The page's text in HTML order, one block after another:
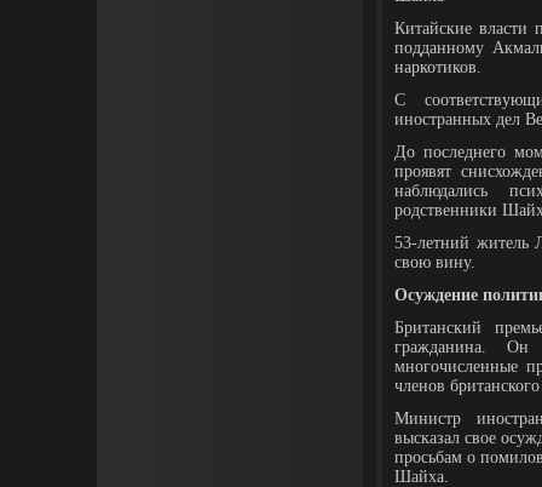
Китайские власти
подданному
наркотиков.
С
иностранных дел
До последнего
проявят
наблюдались
родственники
53-летний житель
свою вину.
Осуждение
Британский
гражданина. Он
многочисленные
членов
Министр
высказал свое
просьбам о
Шайха.